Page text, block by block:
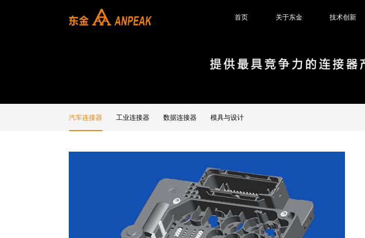
首页 关于东金 技术创新
汽车连接器 工业连接器 数据连接器 模具与设计